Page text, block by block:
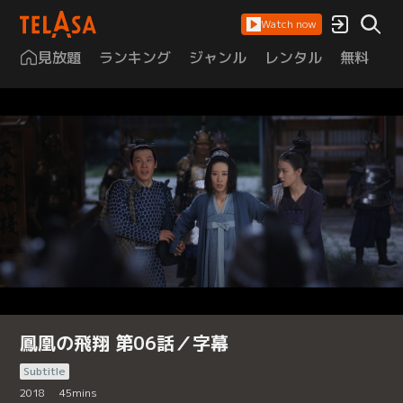
Watch now
見放題 ランキング ジャンル レンタル 無料
鳳凰の飛翔 第06話／字幕
Subtitle
2018
45mins